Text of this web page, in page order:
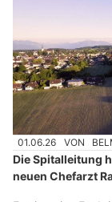
01.06.26 VON
Die Spitalleitung
neuen Chefarzt